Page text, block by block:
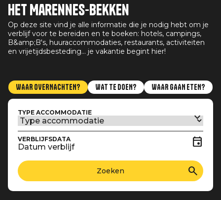
het Marennes-bekken
Op deze site vind je alle informatie die je nodig hebt om je
verblijf voor te bereiden en te boeken: hotels, campings,
B&amp;B's, huuraccommodaties, restaurants, activiteiten
en vrijetijdsbesteding... je vakantie begint hier!
WAAR OVERNACHTEN? WAT TE DOEN? WAAR GAAN ETEN?
TYPE ACCOMMODATIE
VERBLIJFSDATA
Datum verblijf